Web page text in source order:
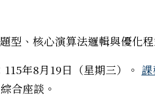
作坊及B5-1生成式AI與教育應
型、核心演算法邏輯與優化
年8月19日（星期三）。
合座談。